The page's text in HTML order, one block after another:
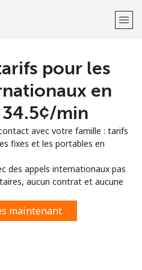
avec
ou
pour les
en
min
avec votre famille : tarifs
fixes et les portables en
des appels internationaux pas
aucun contrat et aucune
maintenant